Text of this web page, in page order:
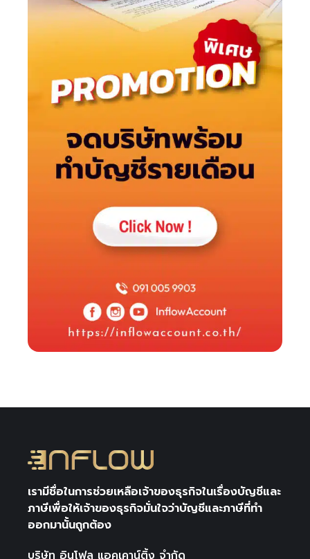
เรามีชื่อในการช่วยเหลือเจ้าของธุรกิจในเรื่องบัญชีและ
ภาษีเพื่อให้เจ้าของธุรกิจมั่นใจว่าบัญชีและภาษีที่ทำ
ออกมานั้นถูกต้อง
บริษัท อินโฟล แอคเคาน์ติ้ง จำกัด